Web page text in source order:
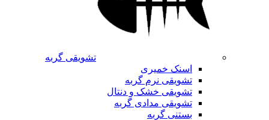
تشویقی گربه
اسنک خمیری
تشویقی نرم گربه
تشویقی خشک و دنتال
تشویقی مدادی گربه
بستنی گربه